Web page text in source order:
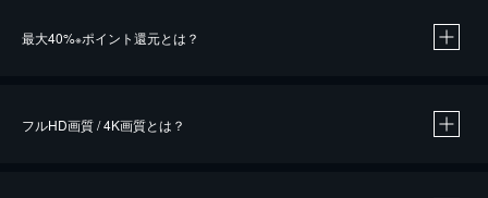
最大40%※ポイント還元とは？
フルHD画質 / 4K画質とは？